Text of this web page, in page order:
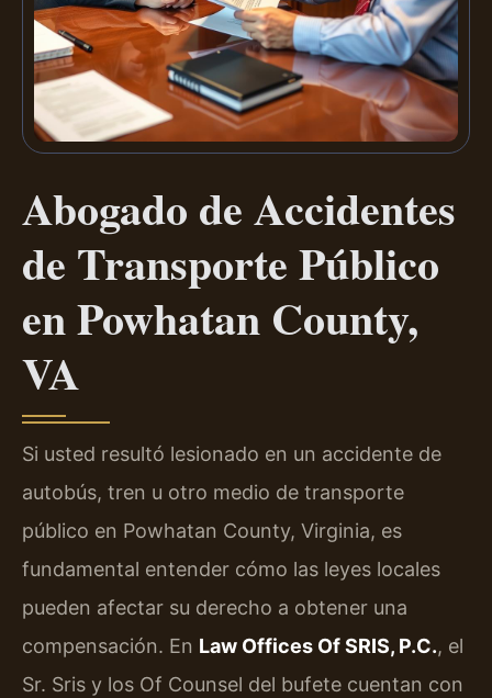
Abogado de Accidentes
de Transporte Público
en Powhatan County,
VA
Si usted resultó lesionado en un accidente de
autobús, tren u otro medio de transporte
público en Powhatan County, Virginia, es
fundamental entender cómo las leyes locales
pueden afectar su derecho a obtener una
compensación. En Law Offices Of SRIS, P.C., el
Sr. Sris y los Of Counsel del bufete cuentan con